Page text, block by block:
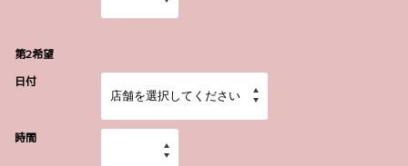
第2希望
日付
時間